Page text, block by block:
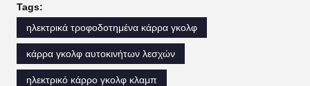
Tags:
ηλεκτρικά τροφοδοτημένα κάρρα γκολφ
κάρρα γκολφ αυτοκινήτων λεσχών
ηλεκτρικό κάρρο γκολφ κλαμπ